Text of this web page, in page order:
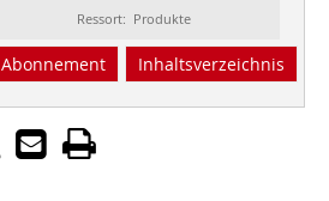
Ressort: Produkte
Abonnement Inhaltsverzeichnis